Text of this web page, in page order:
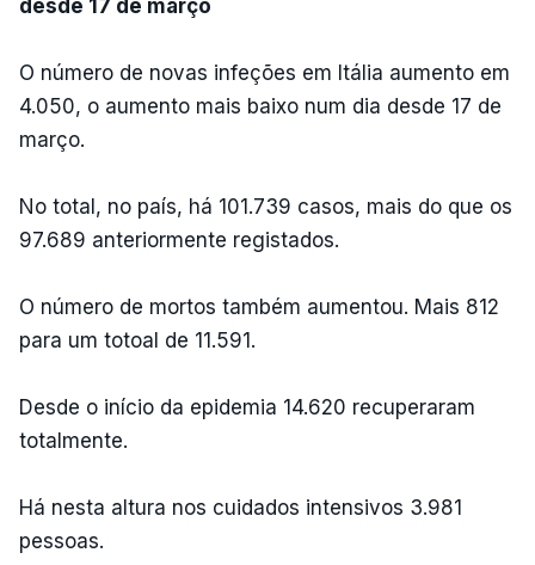
desde 17 de março
O número de novas infeções em Itália aumento em
4.050, o aumento mais baixo num dia desde 17 de
março.
No total, no país, há 101.739 casos, mais do que os
97.689 anteriormente registados.
O número de mortos também aumentou. Mais 812
para um totoal de 11.591.
Desde o início da epidemia 14.620 recuperaram
totalmente.
Há nesta altura nos cuidados intensivos 3.981
pessoas.